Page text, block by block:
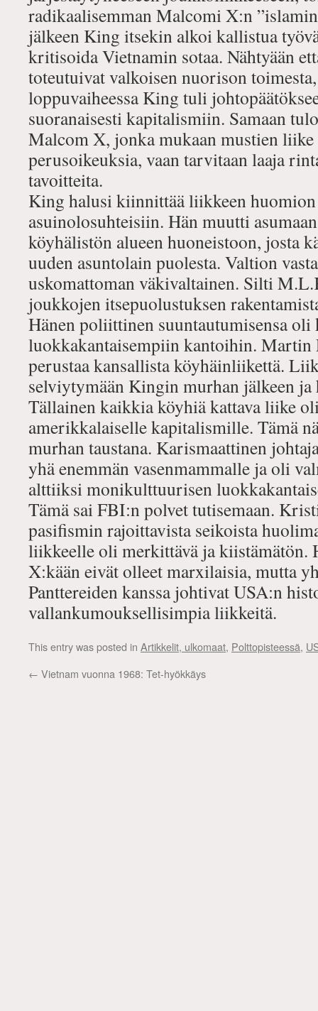
radikaalisemman Malcomi X:n
jälkeen King itsekin alkoi kallistua
kritisoida Vietnamin sotaa. Nähtyään
toteutuivat valkoisen nuorison
loppuvaiheessa King tuli
suoranaisesti kapitalismiin. Samaan
Malcom X, jonka mukaan mustien liike
perusoikeuksia, vaan tarvitaan laaja
tavoitteita.
King halusi kiinnittää liikkeen
asuinolosuhteisiin. Hän muutti
köyhälistön alueen huoneistoon, josta
uuden asuntolain puolesta. Valtion
uskomattoman väkivaltainen. Silti
joukkojen itsepuolustuksen
Hänen poliittinen suuntautumisensa
luokkakantaisempiin kantoihin.
perustaa kansallista köyhäinliikettä.
selviytymään Kingin murhan jälkeen ja
Tällainen kaikkia köyhiä kattava liike
amerikkalaiselle kapitalismille. Tämä
murhan taustana. Karismaattinen
yhä enemmän vasenmammalle ja oli
alttiiksi monikulttuurisen
Tämä sai FBI:n polvet tutisemaan.
pasifismin rajoittavista seikoista
liikkeelle oli merkittävä ja kiistämätön.
X:kään eivät olleet marxilaisia, mutta
Panttereiden kanssa johtivat USA:n
vallankumouksellisimpia liikkeitä.
This entry was posted in Artikkelit, ulkomaat, Polttopisteessä,
← Vietnam vuonna 1968: Tet-hyökkäys